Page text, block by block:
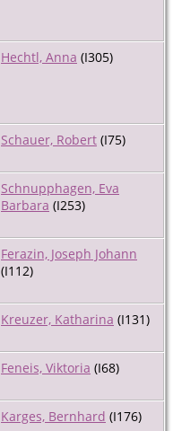
Hechtl, Anna (I305)
Schauer, Robert (I75)
Schnupphagen, Eva
Barbara (I253)
Ferazin, Joseph Johann
(I112)
Kreuzer, Katharina (I131)
Feneis, Viktoria (I68)
Karges, Bernhard (I176)